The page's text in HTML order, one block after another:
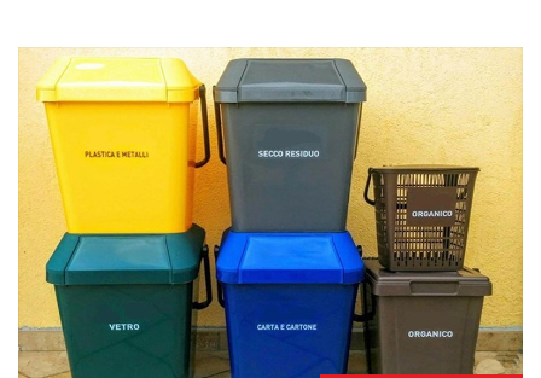
admin@admin.com 3 days fa